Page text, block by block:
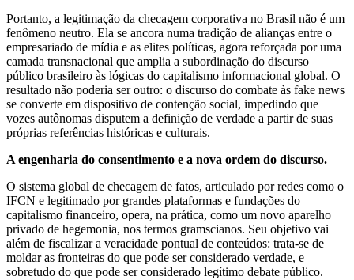
Portanto, a legitimação da checagem corporativa no Brasil não é um
fenômeno neutro. Ela se ancora numa tradição de alianças entre o
empresariado de mídia e as elites políticas, agora reforçada por uma
camada transnacional que amplia a subordinação do discurso
público brasileiro às lógicas do capitalismo informacional global. O
resultado não poderia ser outro: o discurso do combate às fake news
se converte em dispositivo de contenção social, impedindo que
vozes autônomas disputem a definição de verdade a partir de suas
próprias referências históricas e culturais.
A engenharia do consentimento e a nova ordem do discurso.
O sistema global de checagem de fatos, articulado por redes como o
IFCN e legitimado por grandes plataformas e fundações do
capitalismo financeiro, opera, na prática, como um novo aparelho
privado de hegemonia, nos termos gramscianos. Seu objetivo vai
além de fiscalizar a veracidade pontual de conteúdos: trata-se de
moldar as fronteiras do que pode ser considerado verdade, e
sobretudo do que pode ser considerado legítimo debate público.